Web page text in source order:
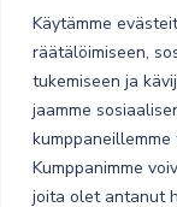
Käytämme
räätälöimiseen,
tukemiseen ja
jaamme
Kumppanimme
joita olet antanut
Toimitustavat ja
Verkkokaupan
Toimitusehdot
Tietoturva